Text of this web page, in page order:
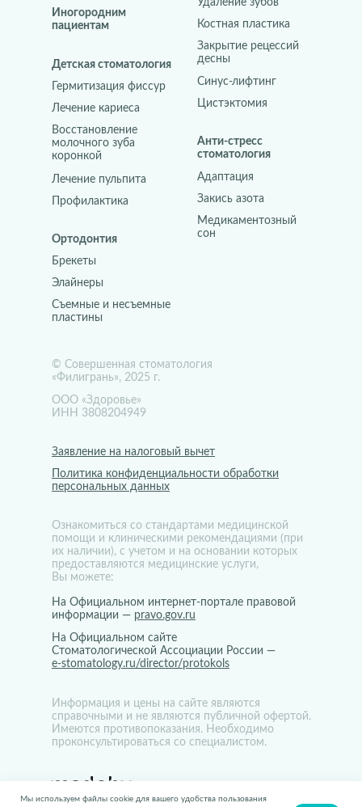
Политика конфиденциальности обработки
персональных данных
На Официальном интернет-портале правовой
информации — pravo.gov.ru
На Официальном сайте
Стоматологической Ассоциации России —
e-stomatology.ru/director/protokols
Заявление на налоговый вычет
Информация и цены на сайте являются
справочными и не являются публичной офертой.
Имеются противопоказания. Необходимо
проконсультироваться со специалистом.
Ознакомиться со стандартами медицинской
помощи и клиническими рекомендациями (при
их наличии), с учетом и на основании которых
предоставляются медицинские услуги,
Вы можете:
ООО «Здоровье»
ИНН 3808204949
© Совершенная стоматология
«Филигрань», 2025 г.
Иногородним
пациентам
Восстановление
молочного зуба
коронкой
Лечение пульпита
Профилактика
Лечение кариеса
Гермитизация фиссур
Детская стоматология
Закрытие рецессий
десны
Синус-лифтинг
Цистэктомия
Костная пластика
Удаление зубов
Элайнеры
Съемные и несъемные
пластины
Брекеты
Ортодонтия
Закись азота
Медикаментозный
сон
Адаптация
Анти-стресс
стоматология
Мы используем файлы cookie для вашего удобства пользования